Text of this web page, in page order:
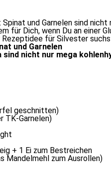
Spinat und Garnelen sind
für Dich, wenn Du an ei­ner
Rezeptidee für Silvester
und Garnelen
geschnitten)
TK-Garnelen)
+ 1 Ei zum Bestreichen
Mandelmehl zum Ausrollen)